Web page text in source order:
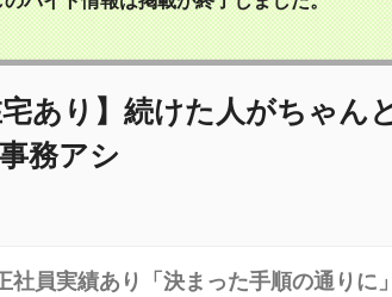
あり】続けた人がちゃん
務アシ
社員実績あり「決まった手順の通りに